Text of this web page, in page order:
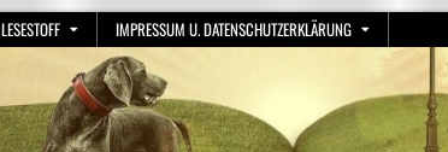
LESESTOFF IMPRESSUM U. DATENSCHUTZERKLÄRUNG